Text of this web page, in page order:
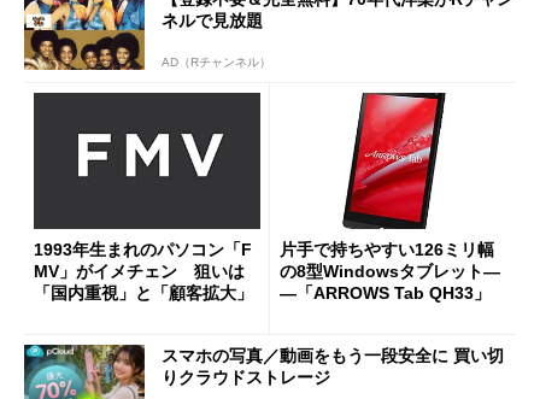
ネルで見放題
AD（Rチャンネル）
1993年生まれのパソコン「F
MV」がイメチェン 狙いは
「国内重視」と「顧客拡大」
片手で持ちやすい126ミリ幅
の8型Windowsタブレット―
―「ARROWS Tab QH33」
スマホの写真／動画をもう一段安全に 買い切
りクラウドストレージ